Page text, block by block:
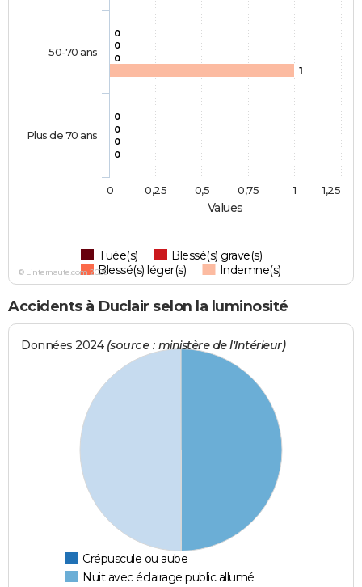
Values
0
0
0
0
0
0
1
0
Tuée(s)
Blessé(s) grave(s)
Blessé(s) léger(s)
Indemne(s)
50-70 ans
Plus de 70 ans
0 1
0,25 0,5 0,75 1,25
© Linternaute.com 2026
Accidents à Duclair selon la luminosité
Données 2024 (source : ministère de l'Intérieur)
Crépuscule ou aube
Nuit avec éclairage public allumé